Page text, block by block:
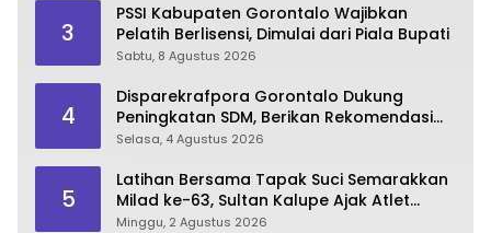
3
PSSI Kabupaten Gorontalo Wajibkan
Pelatih Berlisensi, Dimulai dari Piala Bupati
Sabtu, 8 Agustus 2026
4
Disparekrafpora Gorontalo Dukung
Peningkatan SDM, Berikan Rekomendasi
Studi S3 bagi Pegawai
Selasa, 4 Agustus 2026
5
Latihan Bersama Tapak Suci Semarakkan
Milad ke-63, Sultan Kalupe Ajak Atlet
Lestarikan Budaya Bela Diri
Minggu, 2 Agustus 2026